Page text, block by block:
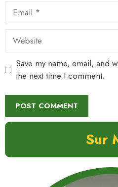
Email
Website
Save my name, email, and
the next time I comment.
Sur